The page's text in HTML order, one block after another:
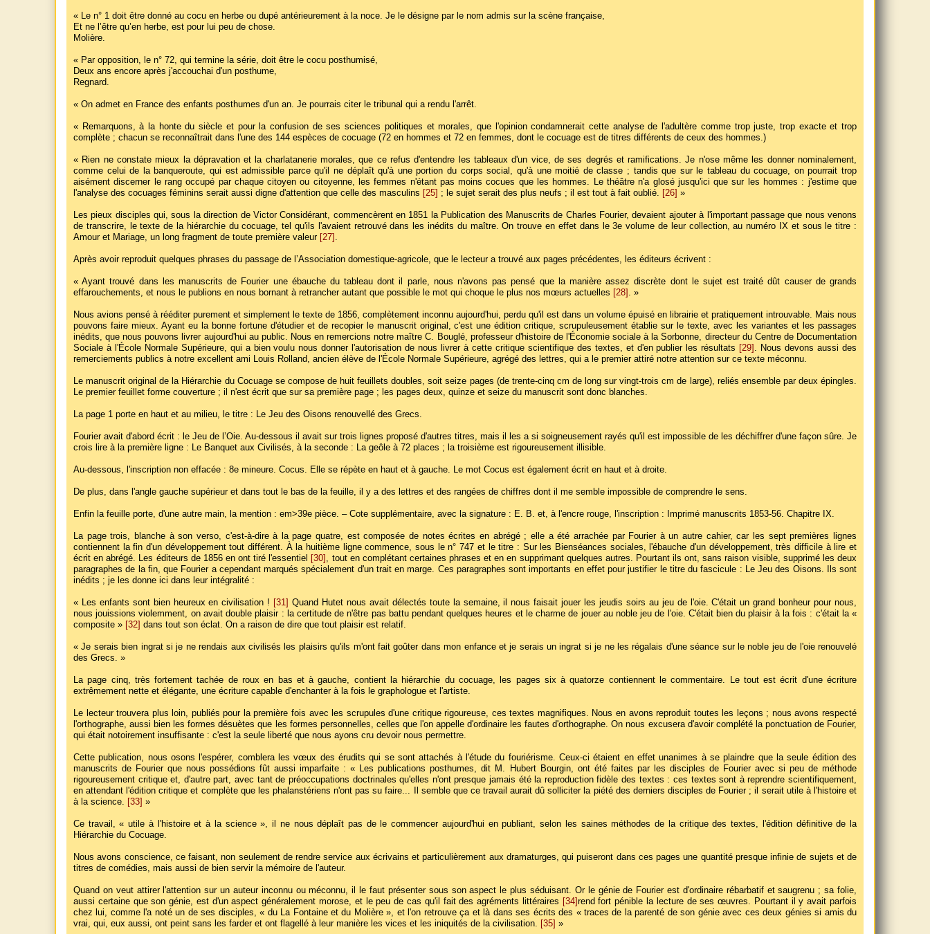
« Le n° 1 doit être donné au cocu en herbe ou dupé antérieurement à la noce. Je le désigne par le nom admis sur la scène française,
Et ne l’être qu’en herbe, est pour lui peu de chose.
Molière.
« Par opposition, le n° 72, qui termine la série, doit être le cocu posthumisé,
Deux ans encore après j'accouchai d'un posthume,
Regnard.
« On admet en France des enfants posthumes d'un an. Je pourrais citer le tribunal qui a rendu l'arrêt.
« Remarquons, à la honte du siècle et pour la confusion de ses sciences politiques et morales, que l'opinion condamnerait cette analyse de l'adultère comme trop juste, trop exacte et trop
complète ; chacun se reconnaîtrait dans l'une des 144 espèces de cocuage (72 en hommes et 72 en femmes, dont le cocuage est de titres différents de ceux des hommes.)
« Rien ne constate mieux la dépravation et la charlatanerie morales, que ce refus d'entendre les tableaux d'un vice, de ses degrés et ramifications. Je n'ose même les donner nominalement,
comme celui de la banqueroute, qui est admissible parce qu'il ne déplaît qu'à une portion du corps social, qu'à une moitié de classe ; tandis que sur le tableau du cocuage, on pourrait trop
aisément discerner le rang occupé par chaque citoyen ou citoyenne, les femmes n'étant pas moins cocues que les hommes. Le théâtre n'a glosé jusqu'ici que sur les hommes : j'estime que
l'analyse des cocuages féminins serait aussi digne d'attention que celle des masculins
[25] ; le sujet serait des plus neufs ; il est tout à fait oublié. [26] »
Les pieux disciples qui, sous la direction de Victor Considérant, commencèrent en 1851 la Publication des Manuscrits de Charles Fourier, devaient ajouter à l'important passage que nous venons
de transcrire, le texte de la hiérarchie du cocuage, tel qu'ils l'avaient retrouvé dans les inédits du maître. On trouve en effet dans le 3e volume de leur collection, au numéro IX et sous le titre :
Amour et Mariage, un long fragment de toute première valeur [27] .
Après avoir reproduit quelques phrases du passage de l’Association domestique-agricole, que le lecteur a trouvé aux pages précédentes, les éditeurs écrivent :
« Ayant trouvé dans les manuscrits de Fourier une ébauche du tableau dont il parle, nous n'avons pas pensé que la manière assez discrète dont le sujet est traité dût causer de grands
effarouchements, et nous le publions en nous bornant à retrancher autant que possible le mot qui choque le plus nos mœurs actuelles
[28] . »
Nous avions pensé à rééditer purement et simplement le texte de 1856, complètement inconnu aujourd'hui, perdu qu'il est dans un volume épuisé en librairie et pratiquement introuvable. Mais nous
pouvons faire mieux. Ayant eu la bonne fortune d'étudier et de recopier le manuscrit original, c'est une édition critique, scrupuleusement établie sur le texte, avec les variantes et les passages
inédits, que nous pouvons livrer aujourd'hui au public. Nous en remercions notre maître C. Bouglé, professeur d'histoire de l'Économie sociale à la Sorbonne, directeur du Centre de Documentation
Sociale à l'École Normale Supérieure, qui a bien voulu nous donner l'autorisation de nous livrer à cette critique scientifique des textes, et d'en publier les résultats
[29] . Nous devons aussi des
remerciements publics à notre excellent ami Louis Rolland, ancien élève de l'École Normale Supérieure, agrégé des lettres, qui a le premier attiré notre attention sur ce texte méconnu.
Le manuscrit original de la Hiérarchie du Cocuage se compose de huit feuillets doubles, soit seize pages (de trente-cinq cm de long sur vingt-trois cm de large), reliés ensemble par deux épingles.
Le premier feuillet forme couverture ; il n'est écrit que sur sa première page ; les pages deux, quinze et seize du manuscrit sont donc blanches.
La page 1 porte en haut et au milieu, le titre : Le Jeu des Oisons renouvellé des Grecs.
Fourier avait d'abord écrit : le Jeu de l’Oie. Au-dessous il avait sur trois lignes proposé d'autres titres, mais il les a si soigneusement rayés qu'il est impossible de les déchiffrer d'une façon sûre. Je
crois lire à la première ligne : Le Banquet aux Civilisés, à la seconde : La geôle à 72 places ; la troisième est rigoureusement illisible.
Au-dessous, l'inscription non effacée : 8e mineure. Cocus. Elle se répète en haut et à gauche. Le mot Cocus est également écrit en haut et à droite.
De plus, dans l'angle gauche supérieur et dans tout le bas de la feuille, il y a des lettres et des rangées de chiffres dont il me semble impossible de comprendre le sens.
Enfin la feuille porte, d'une autre main, la mention : em>39e pièce. – Cote supplémentaire, avec la signature : E. B. et, à l'encre rouge, l'inscription : Imprimé manuscrits 1853-56. Chapitre IX.
La page trois, blanche à son verso, c'est-à-dire à la page quatre, est composée de notes écrites en abrégé ; elle a été arrachée par Fourier à un autre cahier, car les sept premières lignes
contiennent la fin d'un développement tout différent. À la huitième ligne commence, sous le n° 747 et le titre : Sur les Bienséances sociales, l'ébauche d'un développement, très difficile à lire et
écrit en abrégé. Les éditeurs de 1856 en ont tiré l'essentiel
[30] , tout en complétant certaines phrases et en en supprimant quelques autres. Pourtant ils ont, sans raison visible, supprimé les deux
paragraphes de la fin, que Fourier a cependant marqués spécialement d'un trait en marge. Ces paragraphes sont importants en effet pour justifier le titre du fascicule : Le Jeu des Oisons. Ils sont
inédits ; je les donne ici dans leur intégralité :
« Les enfants sont bien heureux en civilisation ! [31]
Quand Hutet nous avait délectés toute la semaine, il nous faisait jouer les jeudis soirs au jeu de l'oie. C'était un grand bonheur pour nous,
nous jouissions violemment, on avait double plaisir : la certitude de n'être pas battu pendant quelques heures et le charme de jouer au noble jeu de l'oie. C'était bien du plaisir à la fois : c'était la «
composite » [32] dans tout son éclat. On a raison de dire que tout plaisir est relatif.
« Je serais bien ingrat si je ne rendais aux civilisés les plaisirs qu'ils m'ont fait goûter dans mon enfance et je serais un ingrat si je ne les régalais d'une séance sur le noble jeu de l'oie renouvelé
des Grecs. »
La page cinq, très fortement tachée de roux en bas et à gauche, contient la hiérarchie du cocuage, les pages six à quatorze contiennent le commentaire. Le tout est écrit d'une écriture
extrêmement nette et élégante, une écriture capable d'enchanter à la fois le graphologue et l'artiste.
Le lecteur trouvera plus loin, publiés pour la première fois avec les scrupules d'une critique rigoureuse, ces textes magnifiques. Nous en avons reproduit toutes les leçons ; nous avons respecté
l'orthographe, aussi bien les formes désuètes que les formes personnelles, celles que l'on appelle d'ordinaire les fautes d'orthographe. On nous excusera d'avoir complété la ponctuation de Fourier,
qui était notoirement insuffisante : c'est la seule liberté que nous ayons cru devoir nous permettre.
Cette publication, nous osons l'espérer, comblera les vœux des érudits qui se sont attachés à l'étude du fouriérisme. Ceux-ci étaient en effet unanimes à se plaindre que la seule édition des
manuscrits de Fourier que nous possédions fût aussi imparfaite : « Les publications posthumes, dit M. Hubert Bourgin, ont été faites par les disciples de Fourier avec si peu de méthode
rigoureusement critique et, d'autre part, avec tant de préoccupations doctrinales qu'elles n'ont presque jamais été la reproduction fidèle des textes : ces textes sont à reprendre scientifiquement,
en attendant l'édition critique et complète que les phalanstériens n'ont pas su faire... Il semble que ce travail aurait dû solliciter la piété des derniers disciples de Fourier ; il serait utile à l'histoire et
à la science.
[33] »
Ce travail, « utile à l'histoire et à la science », il ne nous déplaît pas de le commencer aujourd'hui en publiant, selon les saines méthodes de la critique des textes, l'édition définitive de la
Hiérarchie du Cocuage.
Nous avons conscience, ce faisant, non seulement de rendre service aux écrivains et particulièrement aux dramaturges, qui puiseront dans ces pages une quantité presque infinie de sujets et de
titres de comédies, mais aussi de bien servir la mémoire de l'auteur.
Quand on veut attirer l'attention sur un auteur inconnu ou méconnu, il le faut présenter sous son aspect le plus séduisant. Or le génie de Fourier est d'ordinaire rébarbatif et saugrenu ; sa folie,
aussi certaine que son génie, est d'un aspect généralement morose, et le peu de cas qu'il fait des agréments littéraires
[34] rend fort pénible la lecture de ses œuvres. Pourtant il y avait parfois
chez lui, comme l'a noté un de ses disciples, « du La Fontaine et du Molière », et l'on retrouve ça et là dans ses écrits des « traces de la parenté de son génie avec ces deux génies si amis du
vrai, qui, eux aussi, ont peint sans les farder et ont flagellé à leur manière les vices et les iniquités de la civilisation.
[35] »